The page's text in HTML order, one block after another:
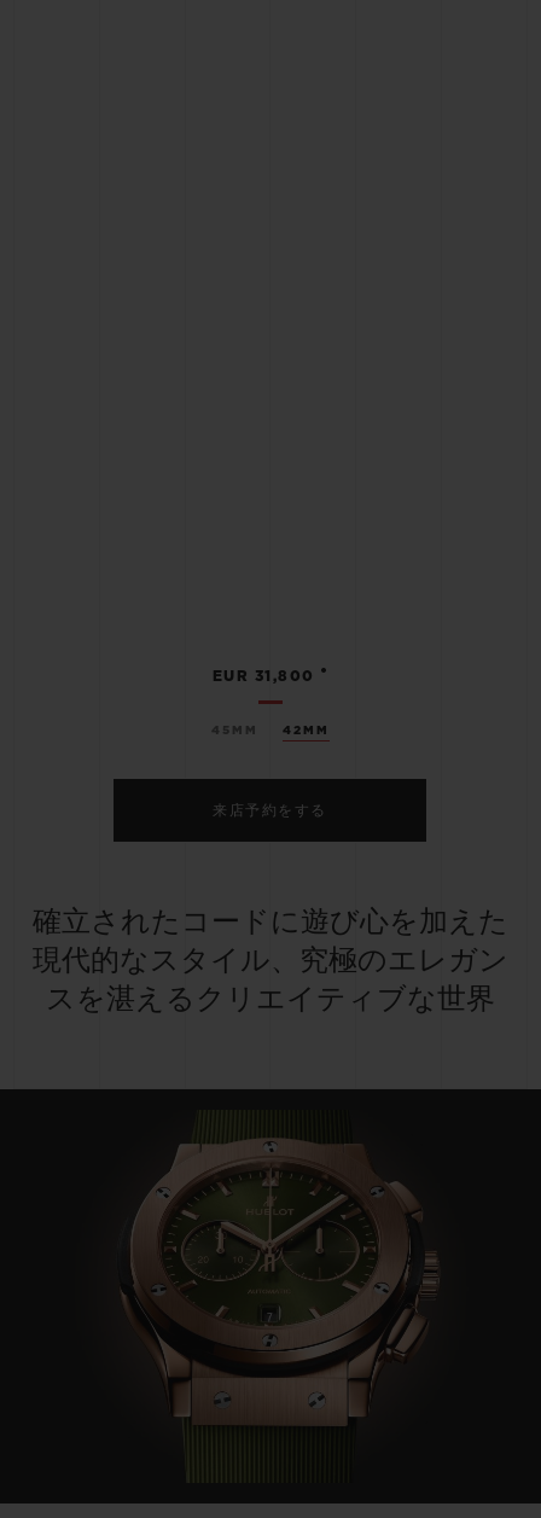
45MM 42MM
EUR 31,800 •
来店予約をする
確立されたコードに遊び心を加えた
現代的なスタイル、究極のエレガン
スを湛えるクリエイティブな世界